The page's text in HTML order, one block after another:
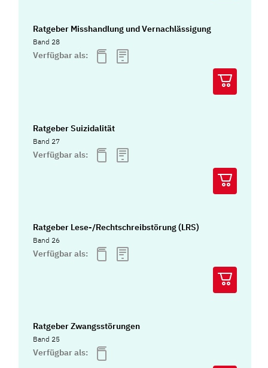
Ratgeber Misshandlung und Vernachlässigung
Band 28
Verfügbar als:
Ratgeber Suizidalität
Band 27
Verfügbar als:
Ratgeber Lese-/Rechtschreibstörung (LRS)
Band 26
Verfügbar als:
Ratgeber Zwangsstörungen
Band 25
Verfügbar als: